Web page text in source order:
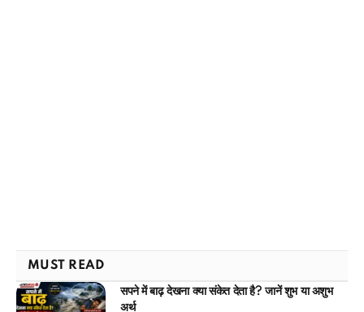
MUST READ
सपने में बाढ़ देखना क्या संकेत देता है? जानें शुभ या अशुभ
अर्थ